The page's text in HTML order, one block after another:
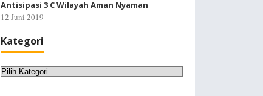
Antisipasi 3 C Wilayah Aman Nyaman
12 Juni 2019
Kategori
Kategori